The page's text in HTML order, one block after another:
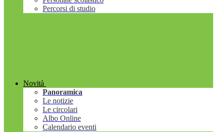
Percorsi di studio
Novità
Panoramica
Le notizie
Le circolari
Albo Online
Calendario eventi